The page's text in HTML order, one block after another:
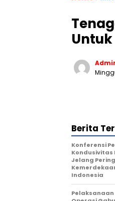
Berita
Konferensi
Kondusivitas
Jelang
Indonesia